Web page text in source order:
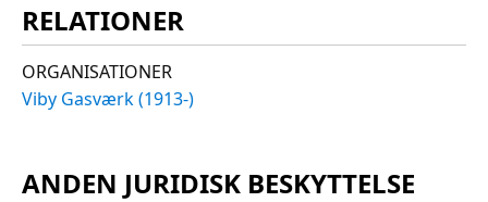
RELATIONER
ORGANISATIONER
Viby Gasværk (1913-)
ANDEN JURIDISK BESKYTTELSE